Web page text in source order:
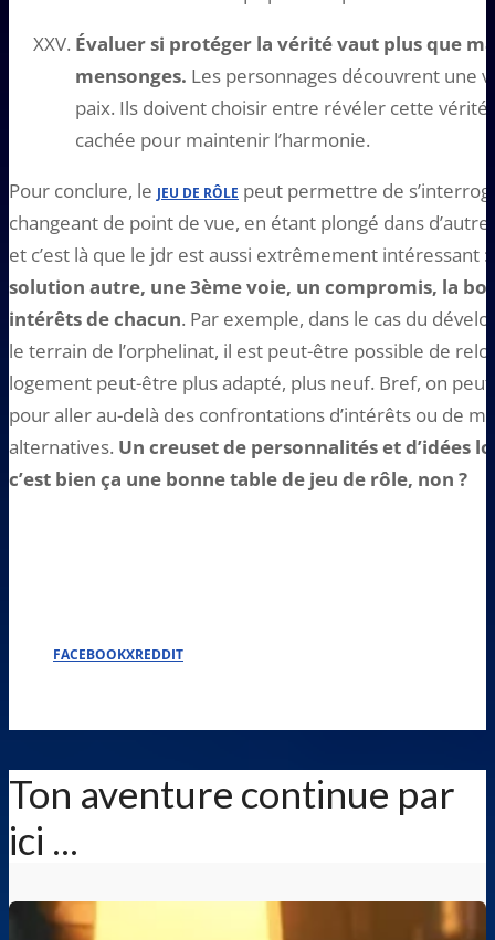
Évaluer si protéger la vérité vaut plus que
mensonges. Les personnages découvrent une
paix. Ils doivent choisir entre révéler cette
cachée pour maintenir l’harmonie.
Pour conclure, le JEU DE RÔLE peut permettre de
changeant de point de vue, en étant plongé dans
et c’est là que le jdr est aussi extrêmement intéressant :
solution autre, une 3ème voie, un compromis, la
intérêts de chacun. Par exemple, dans le cas du
le terrain de l’orphelinat, il est peut-être possible de
logement peut-être plus adapté, plus neuf. Bref, on
pour aller au-delà des confrontations d’intérêts ou de
alternatives. Un creuset de personnalités et d’idées
c’est bien ça une bonne table de jeu de rôle, non ?
FACEBOOKXREDDIT
Ton aventure continue par
ici ...